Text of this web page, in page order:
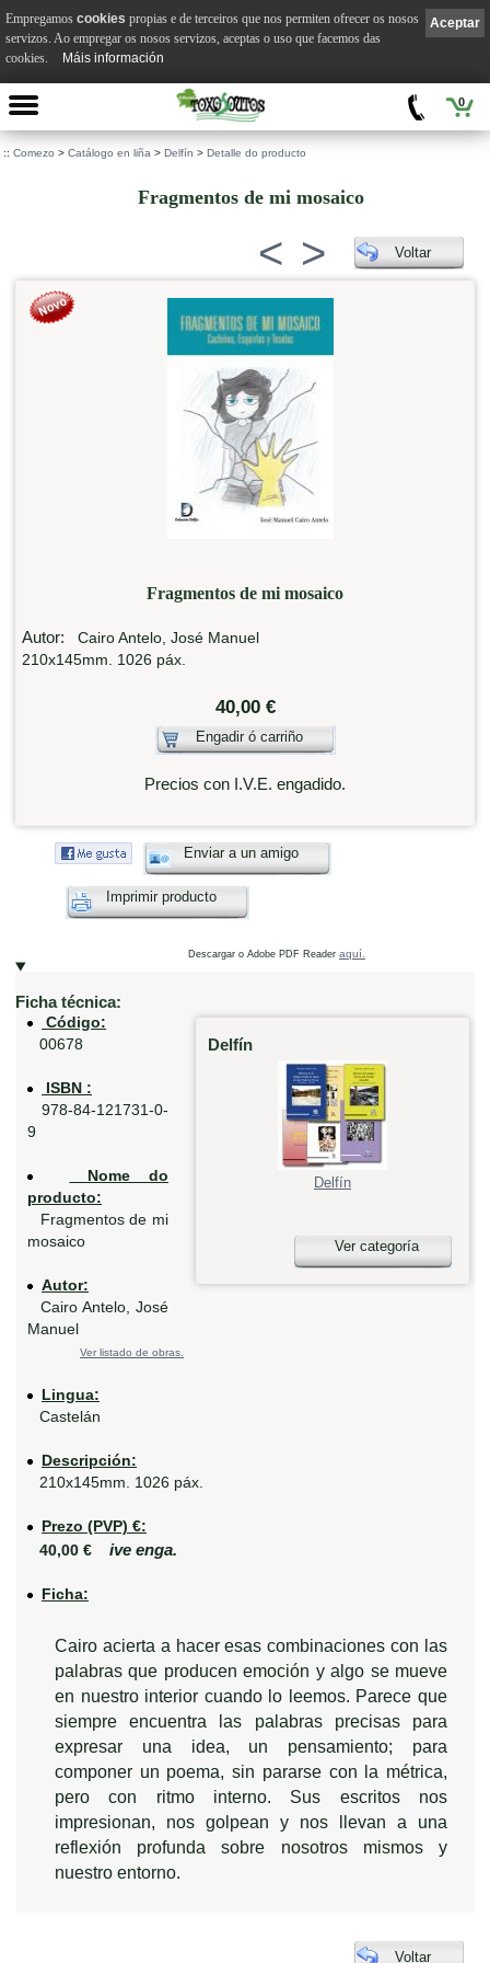
0
:: Comezo > Catálogo en liña > Delfín > Detalle do producto
Fragmentos de mi mosaico
< > Voltar
Fragmentos de mi mosaico
Autor: Cairo Antelo, José Manuel
210x145mm. 1026 páx.
40,00 €
Engadir ó carriño
Precios con I.V.E. engadido.
Enviar a un amigo
Imprimir producto
Descargar o Adobe PDF Reader aquí.
Ficha técnica:
Delfín
Delfín
Ver categoría
Código:
00678
ISBN :
978-84-121731-0-
9
Nome do
producto:
Fragmentos de mi
mosaico
Autor:
Cairo Antelo, José
Manuel
Ver listado de obras.
Lingua:
Castelán
Descripción:
210x145mm. 1026 páx.
Prezo (PVP) €:
40,00 € ive enga.
Ficha:
Cairo acierta a hacer esas combinaciones con las
palabras que producen emoción y algo se mueve
en nuestro interior cuando lo leemos. Parece que
siempre encuentra las palabras precisas para
expresar una idea, un pensamiento; para
componer un poema, sin pararse con la métrica,
pero con ritmo interno. Sus escritos nos
impresionan, nos golpean y nos llevan a una
reflexión profunda sobre nosotros mismos y
nuestro entorno.
Voltar
Aceptar
Empregamos cookies propias e de terceiros que nos permiten ofrecer os nosos
servizos. Ao empregar os nosos servizos, aceptas o uso que facemos das
cookies.
Máis información